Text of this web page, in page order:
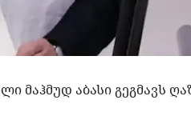
მაჰმუდ აბასი გეგმავს